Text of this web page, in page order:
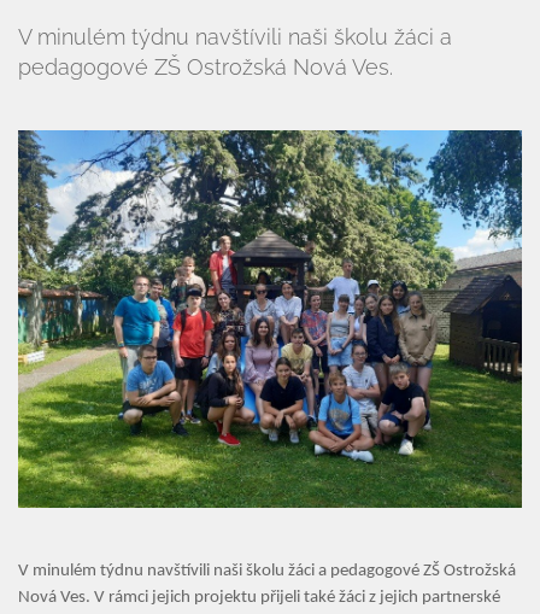
V minulém týdnu navštívili naši školu žáci a
pedagogové ZŠ Ostrožská Nová Ves.
V minulém týdnu navštívili naši školu žáci a pedagogové ZŠ Ostrožská
Nová Ves. V rámci jejich projektu přijeli také žáci z jejich partnerské